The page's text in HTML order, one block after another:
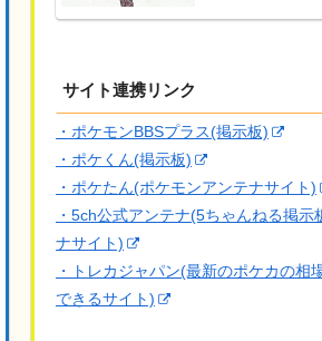
サイト連携リンク
・ポケモンBBSプラス(掲示板)
・ポケくん(掲示板)
・ポケたん(ポケモンアンテナサイト)
・5ch公式アンテナ(5ちゃんねる掲示
ナサイト)
・トレカジャパン(最新のポケカの相
できるサイト)